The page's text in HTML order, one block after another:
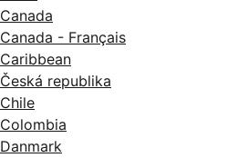
Canada
Canada - Français
Caribbean
Česká republika
Chile
Colombia
Danmark